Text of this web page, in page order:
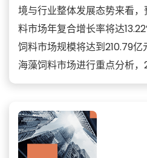
境与行业整体发展态势来看
料市场年复合增长率将达
饲料市场规模将达到210.79
海藻饲料市场进行重点分析，